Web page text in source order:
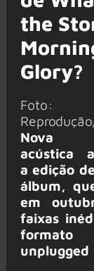
the
Glory?
Foto:
Nova
acústica
a edição
álbum,
em
faixas
formato
unplugged